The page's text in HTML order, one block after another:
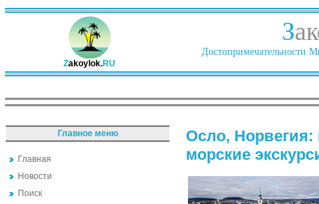
Zakoylok.RU
З
Достопримечательности
Главное меню
Главная
Новости
Поиск
Осло,
морские